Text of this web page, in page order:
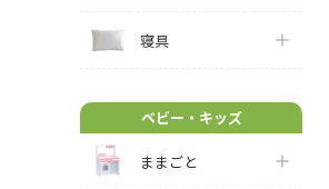
寝具
ベビー・キッズ
ままごと